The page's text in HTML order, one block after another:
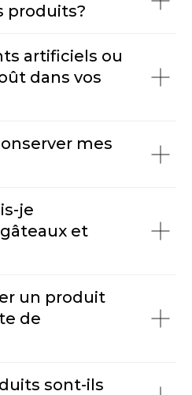
produits?
artificiels ou
dans vos
mes
je
et
un produit
de
sont-ils